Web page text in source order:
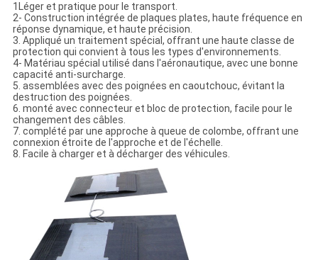
1Léger et pratique pour le transport.
2- Construction intégrée de plaques plates, haute fréquence en
réponse dynamique, et haute précision.
3. Appliqué un traitement spécial, offrant une haute classe de
protection qui convient à tous les types d'environnements.
4- Matériau spécial utilisé dans l'aéronautique, avec une bonne
capacité anti-surcharge.
5. assemblées avec des poignées en caoutchouc, évitant la
destruction des poignées.
6. monté avec connecteur et bloc de protection, facile pour le
changement des câbles.
7. complété par une approche à queue de colombe, offrant une
connexion étroite de l'approche et de l'échelle.
8. Facile à charger et à décharger des véhicules.